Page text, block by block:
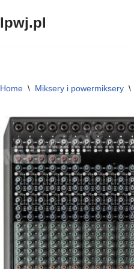
lpwj.pl
Home \ Miksery i powermiksery \